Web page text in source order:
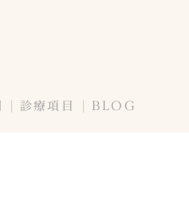
診療項目 BLOG